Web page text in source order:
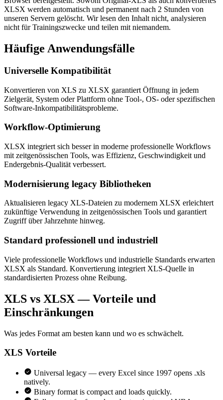
XLSX werden automatisch und permanent nach 2 Stunden von
unseren Servern gelöscht. Wir lesen den Inhalt nicht, analysieren
nicht für Trainingszwecke und teilen mit niemandem.
Häufige Anwendungsfälle
Universelle Kompatibilität
Konvertieren von XLS zu XLSX garantiert Öffnung in jedem
Zielgerät, System oder Plattform ohne Tool-, OS- oder spezifischen
Software-Inkompatibilitätsprobleme.
Workflow-Optimierung
XLSX integriert sich besser in moderne professionelle Workflows
mit zeitgenössischen Tools, was Effizienz, Geschwindigkeit und
Endergebnis-Qualität verbessert.
Modernisierung legacy Bibliotheken
Aktualisieren legacy XLS-Dateien zu modernem XLSX erleichtert
zukünftige Verwendung in zeitgenössischen Tools und garantiert
Zugriff über Jahrzehnte hinweg.
Standard professionell und industriell
Viele professionelle Workflows und industrielle Standards erwarten
XLSX als Standard. Konvertierung integriert XLS-Quelle in
standardisierten Prozess ohne Reibung.
XLS vs XLSX — Vorteile und
Einschränkungen
Was jedes Format am besten kann und wo es schwächelt.
XLS Vorteile
Universal legacy — every Excel since 1997 opens .xls
natively.
Binary format is compact and loads quickly.